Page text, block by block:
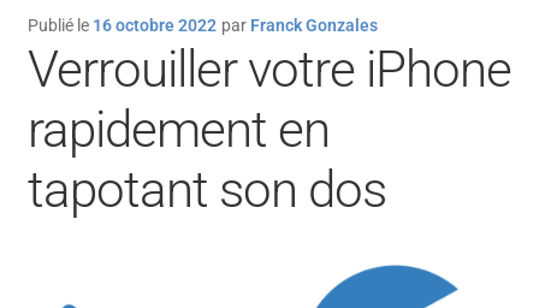
ACTUALITÉS
INFORMATIONS
FINANCEMENT
CONTACT
Publié le 16 octobre 2022 par Franck Gonzales
Verrouiller votre iPhone
rapidement en
tapotant son dos